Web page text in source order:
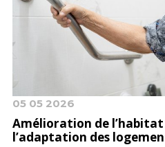
05 05 2026
Amélioration de
l’adaptation des